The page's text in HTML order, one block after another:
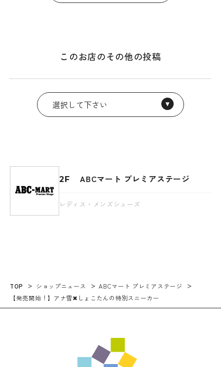
このお店のその他の投稿
2F ABCマート プレミアステージ
レディス・メンズシューズ
TOP ショップニュース
ABCマート プレミアステージ
【発売開始！】アナ雪✖しょこたんの特別スニーカー